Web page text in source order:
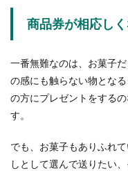
商品券が相応し
一番無難なのは、お菓子
の感にも触らない物とな
の方にプレゼントをする
す。
でも、お菓子もありふれ
しとして選んで送りたい